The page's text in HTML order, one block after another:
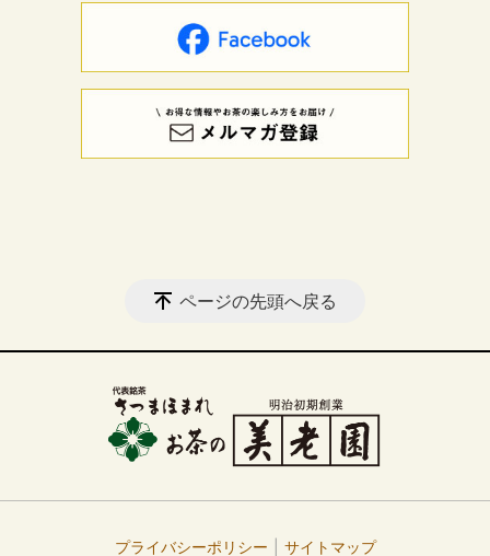
ページの先頭へ戻る
プライバシーポリシー サイトマップ